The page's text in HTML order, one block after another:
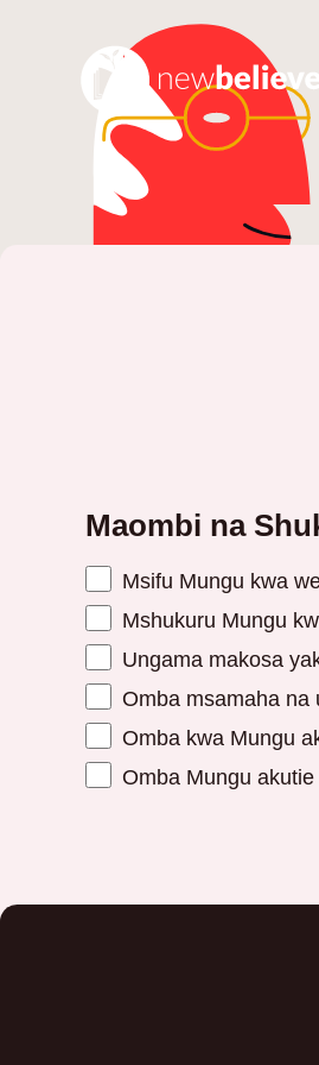
Maombi na
Msifu Mungu kwa
Mshukuru Mungu
Ungama makosa
Omba msamaha na
Omba kwa Mungu
Omba Mungu akutie